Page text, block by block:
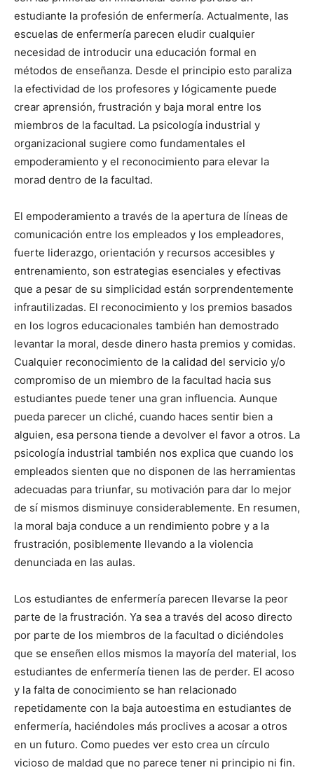
I WANT IN
I've read and accept thePrivacy Policy .
estudiante la profesión de enfermería. Actualmente, las
escuelas de enfermería parecen eludir cualquier
necesidad de introducir una educación formal en
métodos de enseñanza. Desde el principio esto paraliza
la efectividad de los profesores y lógicamente puede
crear aprensión, frustración y baja moral entre los
miembros de la facultad. La psicología industrial y
organizacional sugiere como fundamentales el
empoderamiento y el reconocimiento para elevar la
morad dentro de la facultad.
El empoderamiento a través de la apertura de líneas de
comunicación entre los empleados y los empleadores,
fuerte liderazgo, orientación y recursos accesibles y
entrenamiento, son estrategias esenciales y efectivas
que a pesar de su simplicidad están sorprendentemente
infrautilizadas. El reconocimiento y los premios basados
en los logros educacionales también han demostrado
levantar la moral, desde dinero hasta premios y comidas.
Cualquier reconocimiento de la calidad del servicio y/o
compromiso de un miembro de la facultad hacia sus
estudiantes puede tener una gran influencia. Aunque
pueda parecer un cliché, cuando haces sentir bien a
alguien, esa persona tiende a devolver el favor a otros. La
psicología industrial también nos explica que cuando los
empleados sienten que no disponen de las herramientas
adecuadas para triunfar, su motivación para dar lo mejor
de sí mismos disminuye considerablemente. En resumen,
la moral baja conduce a un rendimiento pobre y a la
frustración, posiblemente llevando a la violencia
denunciada en las aulas.
Los estudiantes de enfermería parecen llevarse la peor
parte de la frustración. Ya sea a través del acoso directo
por parte de los miembros de la facultad o diciéndoles
que se enseñen ellos mismos la mayoría del material, los
estudiantes de enfermería tienen las de perder. El acoso
y la falta de conocimiento se han relacionado
repetidamente con la baja autoestima en estudiantes de
enfermería, haciéndoles más proclives a acosar a otros
en un futuro. Como puedes ver esto crea un círculo
vicioso de maldad que no parece tener ni principio ni fin.